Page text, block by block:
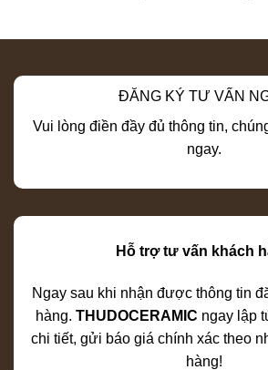
ĐĂNG KÝ TƯ VẤN
Vui lòng điền đầy đủ thông tin,
ngay.
Hỗ trợ tư vấn khách
Ngay sau khi nhận được thông tin
hàng. THUDOCERAMIC ngay lập
chi tiết, gửi báo giá chính xác theo
hàng!